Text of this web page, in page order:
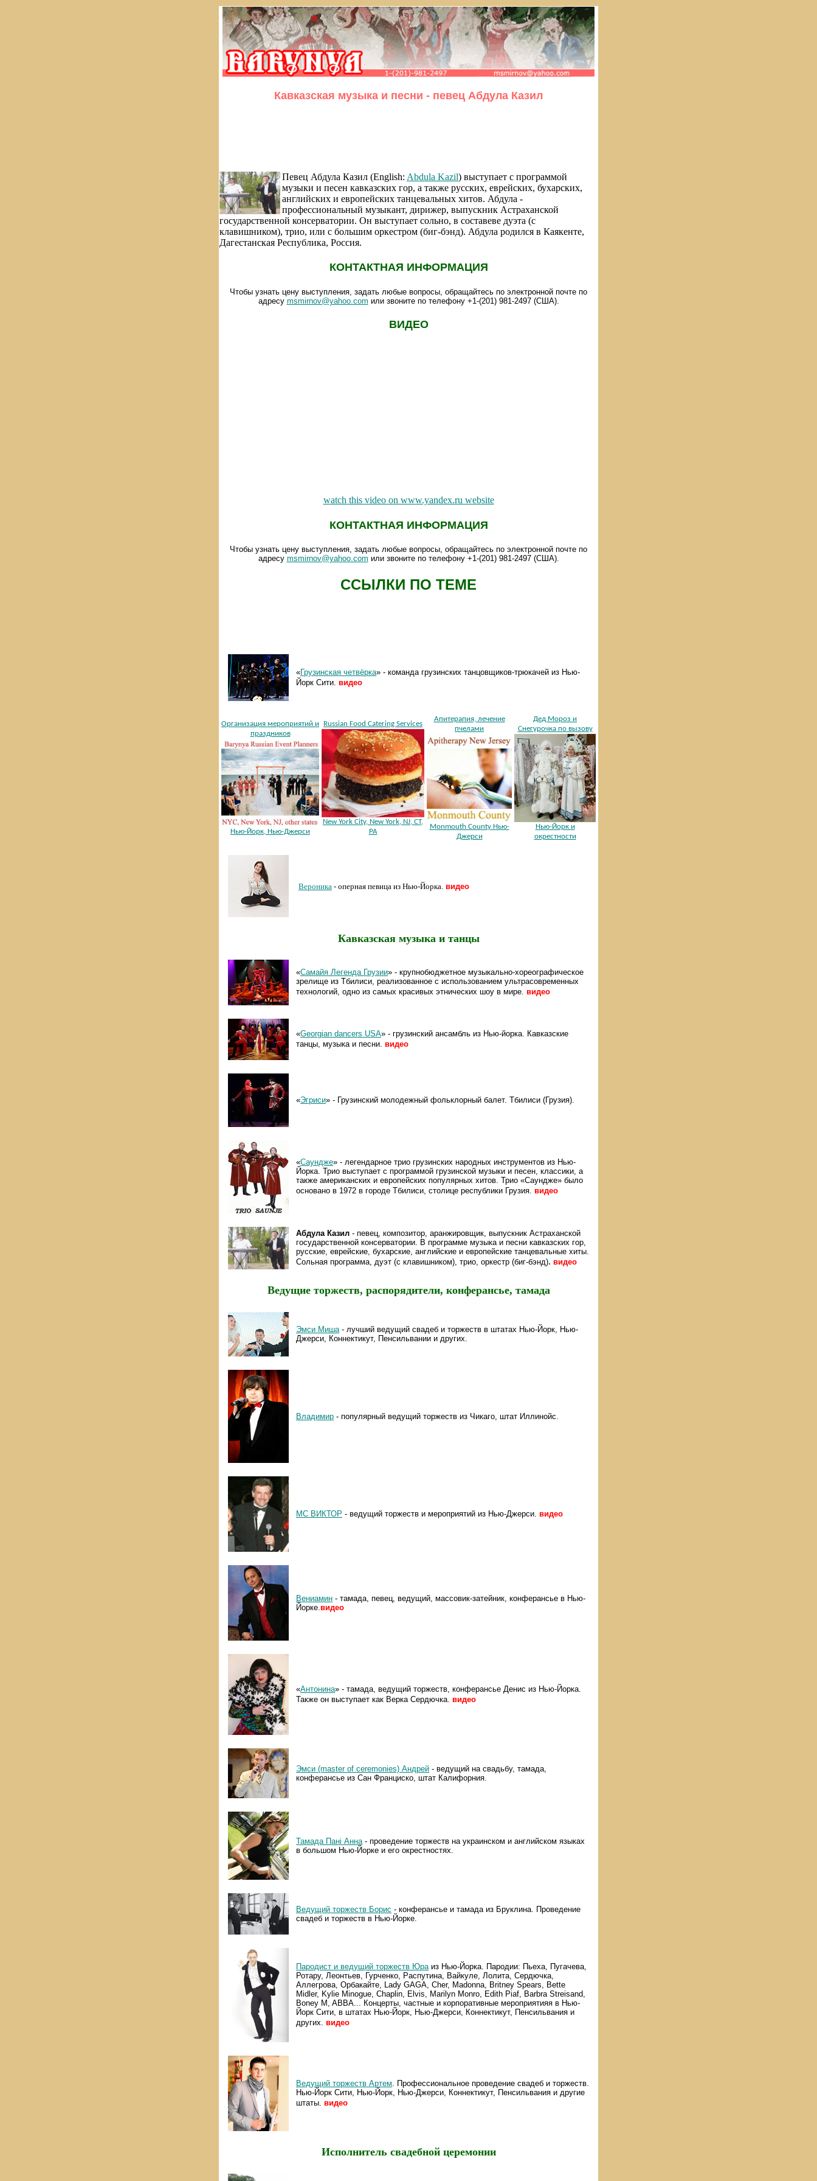
Кавказская музыка и песни - певец Абдула Казил
Певец Абдула Казил (English: Abdula Kazil) выступает с программой
музыки и песен кавказских гор, а также русских, еврейских, бухарских,
английских и европейских танцевальных хитов. Абдула -
профессиональный музыкант, дирижер, выпускник Астраханской
государственной консерватории. Он выступает сольно, в составеве дуэта (с
клавишником), трио, или с большим оркестром (биг-бэнд). Абдула родился в Каякенте,
Дагестанская Республика, Россия.
КОНТАКТНАЯ ИНФОРМАЦИЯ
Чтобы узнать цену выступления, задать любые вопросы, обращайтесь по электронной почте по
адресу msmirnov@yahoo.com или звоните по телефону +1-(201) 981-2497 (США).
ВИДЕО
watch this video on www.yandex.ru website
КОНТАКТНАЯ ИНФОРМАЦИЯ
Чтобы узнать цену выступления, задать любые вопросы, обращайтесь по электронной почте по
адресу msmirnov@yahoo.com или звоните по телефону +1-(201) 981-2497 (США).
ССЫЛКИ ПО ТЕМЕ
«Грузинская четвёрка» - команда грузинских танцовщиков-трюкачей из Нью-
Йорк Сити. видео
Организация мероприятий и
праздников
Нью-Йорк, Нью-Джерси
Russian Food Catering Services
New York City, New York, NJ, CT,
PA
Апитерапия, лечение
пчелами
Monmouth County Нью-
Джерси
Дед Мороз и
Снегурочка по вызову
Нью-Йорк и
окрестности
Вероника - оперная певица из Нью-Йорка. видео
Кавказская музыка и танцы
«Самайя Легенда Грузии» - крупнобюджетное музыкально-хореографическое
зрелище из Тбилиси, реализованное с использованием ультрасовременных
технологий, одно из самых красивых этнических шоу в мире. видео
«Georgian dancers USA» - грузинский ансамбль из Нью-йорка. Кавказские
танцы, музыка и песни. видео
«Эгриси» - Грузинский молодежный фольклорный балет. Тбилиси (Грузия).
«Саундже» - легендарное трио грузинских народных инструментов из Нью-
Йорка. Трио выступает с программой грузинской музыки и песен, классики, а
также американских и европейских популярных хитов. Трио «Саундже» было
основано в 1972 в городе Тбилиси, столице республики Грузия. видео
Абдула Казил - певец, композитор, аранжировщик, выпускник Астраханской
государственной консерватории. В программе музыка и песни кавказских гор,
русские, еврейские, бухарские, английские и европейские танцевальные хиты.
Сольная программа, дуэт (с клавишником), трио, оркестр (биг-бэнд). видео
Ведущие торжеств, распорядители, конферансье, тамада
Эмси Миша - лучший ведущий свадеб и торжеств в штатах Нью-Йорк, Нью-
Джерси, Коннектикут, Пенсильвании и других.
Владимир - популярный ведущий торжеств из Чикаго, штат Иллинойс.
MC ВИКТОР - ведущий торжеств и мероприятий из Нью-Джерси. видео
Вениамин - тамада, певец, ведущий, массовик-затейник, конферансье в Нью-
Йорке. видео
«Антонина» - тамада, ведущий торжеств, конферансье Денис из Нью-Йорка.
Также он выступает как Верка Сердючка. видео
Эмси (master of ceremonies) Андрей - ведущий на свадьбу, тамада,
конферансье из Сан Франциско, штат Калифорния.
Тамада Панi Анна - проведение торжеств на украинском и английском языках
в большом Нью-Йорке и его окрестностях.
Ведущий торжеств Борис - конферансье и тамада из Бруклина. Проведение
свадеб и торжеств в Нью-Йорке.
Пародист и ведущий торжеств Юра из Нью-Йорка. Пародии: Пьеха, Пугачева,
Ротару, Леонтьев, Гурченко, Распутина, Вайкуле, Лолита, Сердючка,
Аллегрова, Орбакайте, Lady GAGA, Cher, Madonna, Britney Spears, Bette
Midler, Kylie Minogue, Chaplin, Elvis, Marilyn Monro, Edith Piaf, Barbra Streisand,
Boney M, ABBA... Концерты, частные и корпоративные мероприятияя в Нью-
Йорк Сити, в штатах Нью-Йорк, Нью-Джерси, Коннектикут, Пенсильвания и
других. видео
Ведущий торжеств Артем . Профессиональное проведение свадеб и торжеств.
Нью-Йорк Сити, Нью-Йорк, Нью-Джерси, Коннектикут, Пенсильвания и другие
штаты. видео
Исполнитель свадебной церемонии